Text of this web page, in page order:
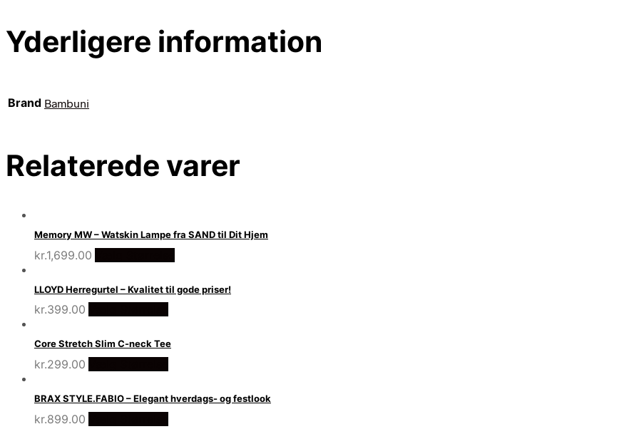
Yderligere information
Brand Bambuni
Relaterede varer
Memory MW – Watskin Lampe fra SAND til Dit Hjem
kr.1,699.00
LLOYD Herregurtel – Kvalitet til gode priser!
kr.399.00
Core Stretch Slim C-neck Tee
kr.299.00
BRAX STYLE.FABIO – Elegant hverdags- og festlook
kr.899.00